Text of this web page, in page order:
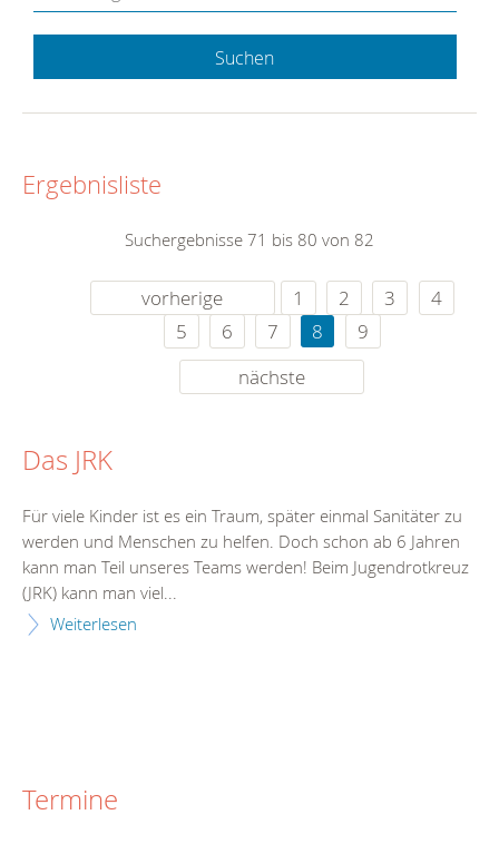
Suchen
Ergebnisliste
Suchergebnisse 71 bis 80 von 82
vorherige 1 2 3
4
5
6 7 8
9
nächste
Das JRK
Für viele Kinder ist es ein Traum, später einmal Sanitäter zu
werden und Menschen zu helfen. Doch schon ab 6 Jahren
kann man Teil unseres Teams werden! Beim Jugendrotkreuz
(JRK) kann man viel...
Weiterlesen
Termine